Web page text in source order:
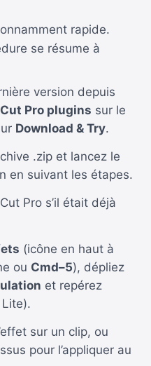
rapide.
se résume à
version depuis
Pro plugins sur le
Download & Try.
.zip et lancez le
en suivant les étapes.
Pro s’il était déjà
(icône en haut à
ou Cmd–5), dépliez
et repérez
sur un clip, ou
pour l’appliquer au